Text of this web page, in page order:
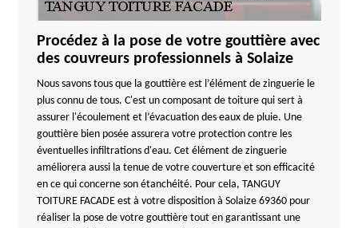
Procédez à la pose de votre gouttière avec
des couvreurs professionnels à Solaize
Nous savons tous que la gouttière est l’élément de zinguerie le
plus connu de tous. C'est un composant de toiture qui sert à
assurer l'écoulement et l’évacuation des eaux de pluie. Une
gouttière bien posée assurera votre protection contre les
éventuelles infiltrations d'eau. Cet élément de zinguerie
améliorera aussi la tenue de votre couverture et son efficacité
en ce qui concerne son étanchéité. Pour cela, TANGUY
TOITURE FACADE est à votre disposition à Solaize 69360 pour
réaliser la pose de votre gouttière tout en garantissant une